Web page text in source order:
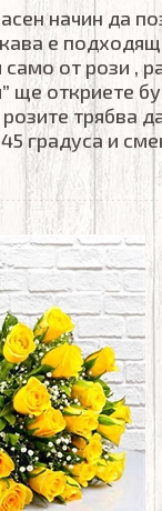
начин да
е
от рози ,
ще откриете
трябва
градуса и